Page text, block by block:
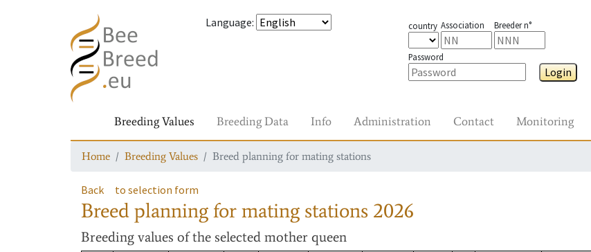
Language: country Association Breeder n°
Password
Login
Breeding Values Breeding Data Info Administration Contact Monitoring
Home Breeding Values Breed planning for mating stations
Back to selection form
Breed planning for mating stations 2026
Breeding values of the selected mother queen